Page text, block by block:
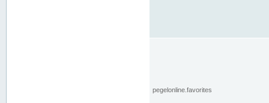
pegelonline.favorites